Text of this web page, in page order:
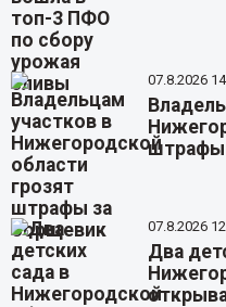
07.8.2026
штрафы
07.8.2026
Два